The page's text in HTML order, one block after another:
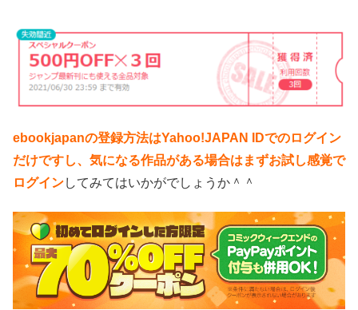
ebookjapanの登録方法はYahoo!JAPAN IDでのログイン
だけですし、気になる作品がある場合はまずお試し感覚で
ログインしてみてはいかがでしょうか＾＾